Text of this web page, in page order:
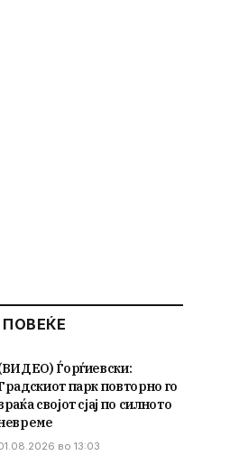
Ѓорѓиевски:
парк повторно го
својот сјај по силното
во 13:03